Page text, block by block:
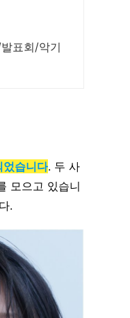
표회/악기
었습니다. 두 사
모으고 있습니
.